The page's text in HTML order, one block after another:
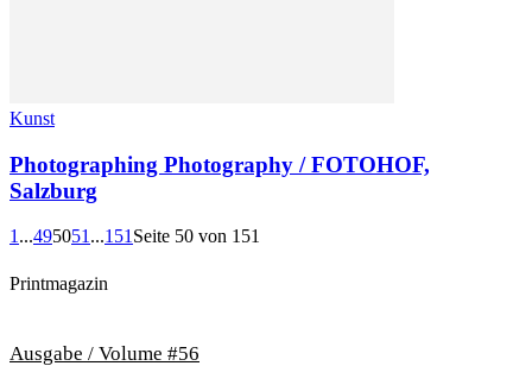
Kunst
Photographing Photography / FOTOHOF,
Salzburg
1 ...495051 ...151 Seite 50 von 151
Printmagazin
Ausgabe / Volume #56